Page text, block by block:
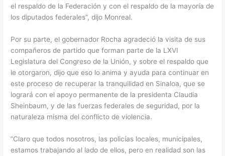
el respaldo de la Federación y con el respaldo de la mayoría de
los diputados federales”, dijo Monreal.
Por su parte, el gobernador Rocha agradeció la visita de sus
compañeros de partido que forman parte de la LXVI
Legislatura del Congreso de la Unión, y sobre el respaldo que
le otorgaron, dijo que eso lo anima y ayuda para continuar en
este proceso de recuperar la tranquilidad en Sinaloa, que se
logrará con el apoyo permanente de la presidenta Claudia
Sheinbaum, y de las fuerzas federales de seguridad, por la
naturaleza misma del conflicto de violencia.
“Claro que todos nosotros, las policías locales, municipales,
estamos trabajando al lado de ellos, pero en realidad son las